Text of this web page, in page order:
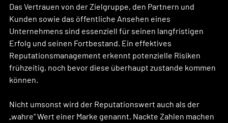
Das Vertrauen von der Zielgruppe, den Partnern und
Kunden sowie das öffentliche Ansehen eines
Unternehmens sind essenziell für seinen langfristigen
Erfolg und seinen Fortbestand. Ein effektives
Reputationsmanagement erkennt potenzielle Risiken
frühzeitig, noch bevor diese überhaupt zustande kommen
können.
Nicht umsonst wird der Reputationswert auch als der
„wahre“ Wert einer Marke genannt. Nackte Zahlen machen